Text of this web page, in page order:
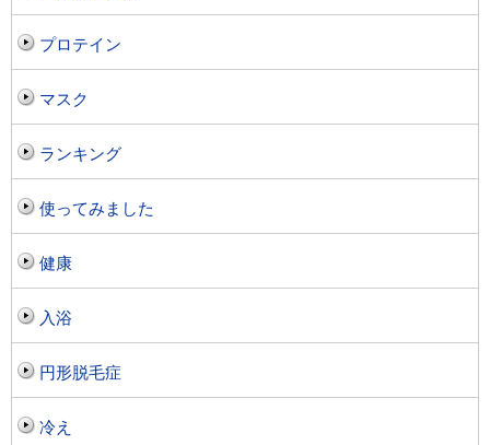
プロテイン
マスク
ランキング
使ってみました
健康
入浴
円形脱毛症
冷え